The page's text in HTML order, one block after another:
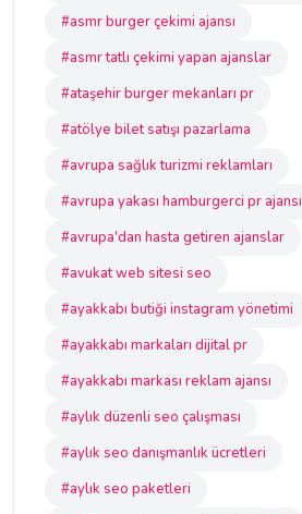
#asmr burger çekimi ajansı
#asmr tatlı çekimi yapan ajanslar
#ataşehir burger mekanları pr
#atölye bilet satışı pazarlama
#avrupa sağlık turizmi reklamları
#avrupa yakası hamburgerci pr ajansı
#avrupa'dan hasta getiren ajanslar
#avukat web sitesi seo
#ayakkabı butiği instagram yönetimi
#ayakkabı markaları dijital pr
#ayakkabı markası reklam ajansı
#aylık düzenli seo çalışması
#aylık seo danışmanlık ücretleri
#aylık seo paketleri